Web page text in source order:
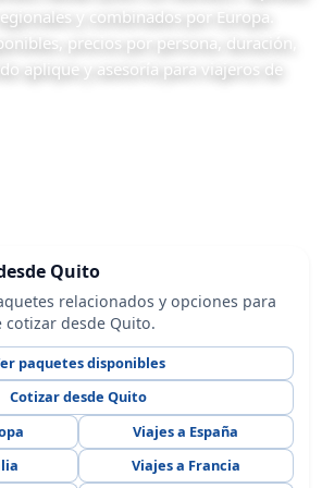
y combinados por Europa.
precios por persona, duración,
aplique y asesoría para viajeros de
Quito
relacionados y opciones para
desde Quito.
paquetes disponibles
Cotizar desde Quito
Viajes a España
Viajes a Francia